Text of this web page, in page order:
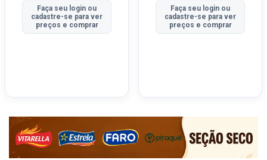
Faça seu login ou
cadastre-se para ver
preços e comprar
Faça seu login ou
cadastre-se para ver
preços e comprar